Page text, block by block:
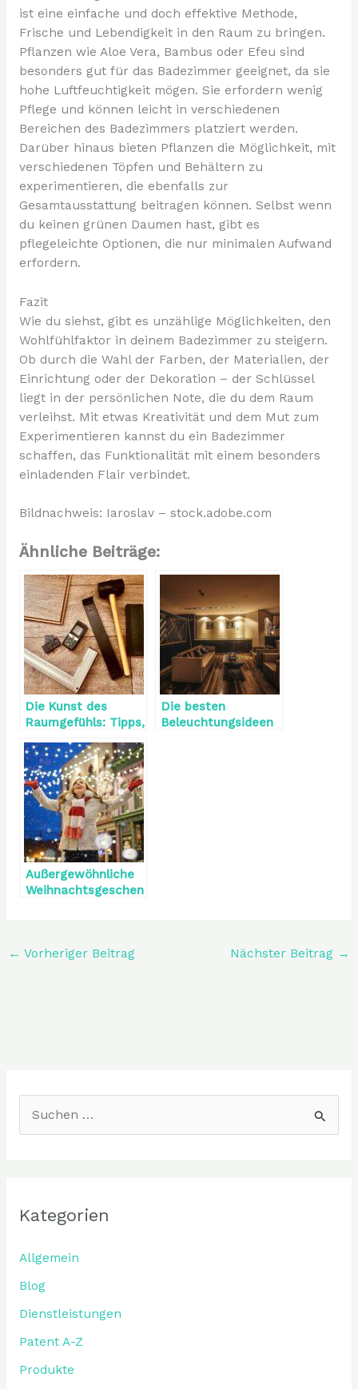
ist eine einfache und doch effektive Methode,
Frische und Lebendigkeit in den Raum zu bringen.
Pflanzen wie Aloe Vera, Bambus oder Efeu sind
besonders gut für das Badezimmer geeignet, da sie
hohe Luftfeuchtigkeit mögen. Sie erfordern wenig
Pflege und können leicht in verschiedenen
Bereichen des Badezimmers platziert werden.
Darüber hinaus bieten Pflanzen die Möglichkeit, mit
verschiedenen Töpfen und Behältern zu
experimentieren, die ebenfalls zur
Gesamtausstattung beitragen können. Selbst wenn
du keinen grünen Daumen hast, gibt es
pflegeleichte Optionen, die nur minimalen Aufwand
erfordern.
Fazit
Wie du siehst, gibt es unzählige Möglichkeiten, den
Wohlfühlfaktor in deinem Badezimmer zu steigern.
Ob durch die Wahl der Farben, der Materialien, der
Einrichtung oder der Dekoration – der Schlüssel
liegt in der persönlichen Note, die du dem Raum
verleihst. Mit etwas Kreativität und dem Mut zum
Experimentieren kannst du ein Badezimmer
schaffen, das Funktionalität mit einem besonders
einladenden Flair verbindet.
Bildnachweis: Iaroslav – stock.adobe.com
Ähnliche Beiträge:
Die Kunst des
Raumgefühls: Tipps,
geräumiger
erscheinen zu
lassen
Die besten
Beleuchtungsideen
Außergewöhnliche
Weihnachtsgeschen
Heiligabend
← Vorheriger Beitrag Nächster Beitrag →
e
a
c
h
:
Kategorien
Allgemein
Blog
Dienstleistungen
Patent A-Z
Produkte